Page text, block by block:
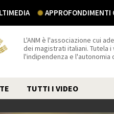
APPROFONDIMENTI
L'ANM è l'associazione cui
dei magistrati italiani. Tutela
l'indipendenza e l'autonomia
TUTTI I VIDEO